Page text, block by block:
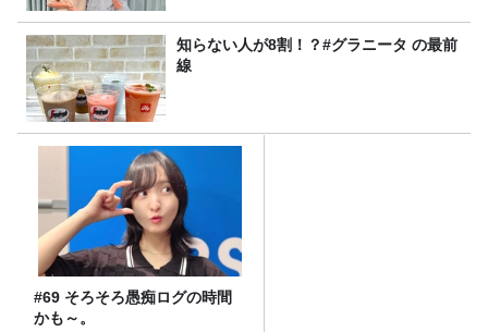
知らない人が8割！？#グラニータ の最前
線
#69 そろそろ愚痴ログの時間
かも～。